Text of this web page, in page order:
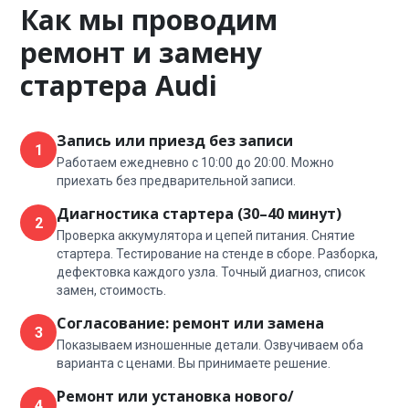
Как мы проводим
ремонт и замену
стартера Audi
1 Запись или приезд без записи
Работаем ежедневно с 10:00 до 20:00. Можно
приехать без предварительной записи.
2 Диагностика стартера (30–40 минут)
Проверка аккумулятора и цепей питания. Снятие
стартера. Тестирование на стенде в сборе. Разборка,
дефектовка каждого узла. Точный диагноз, список
замен, стоимость.
3 Согласование: ремонт или замена
Показываем изношенные детали. Озвучиваем оба
варианта с ценами. Вы принимаете решение.
Ремонт или установка нового/